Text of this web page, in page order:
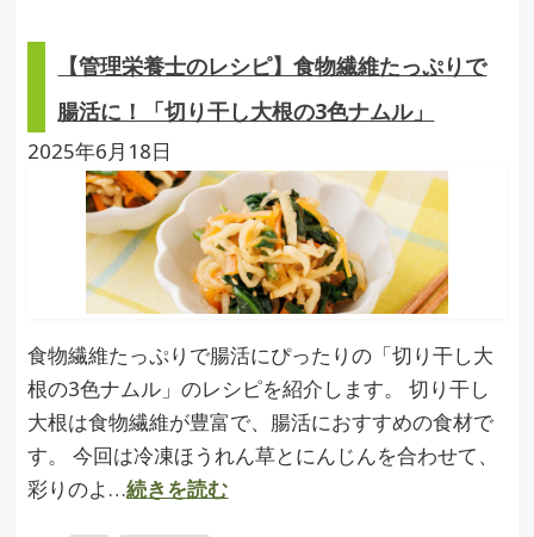
【管理栄養士のレシピ】食物繊維たっぷりで
腸活に！「切り干し大根の3色ナムル」
2025年6月18日
食物繊維たっぷりで腸活にぴったりの「切り干し大
根の3色ナムル」のレシピを紹介します。 切り干し
大根は食物繊維が豊富で、腸活におすすめの食材で
す。 今回は冷凍ほうれん草とにんじんを合わせて、
彩りのよ…続きを読む